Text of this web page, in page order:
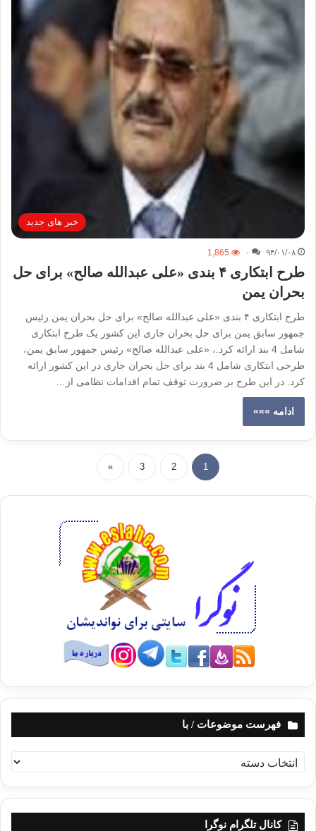
خبر های جدید
۹۴/۰۱/۰۸ ۰ 1,865
طرح ابتکاری ۴ بندی «علی عبدالله صالح» برای حل
بحران یمن
طرح ابتکاری ۴ بندی «علی عبدالله صالح» برای حل بحران یمن رئیس
جمهور سابق یمن برای حل بحران جاری این کشور یک طرح ابتکاری
شامل 4 بند ارائه کرد.، «علی عبدالله صالح» رئیس جمهور سابق یمن،
طرحی ابتکاری شامل 4 بند برای حل بحران جاری در این کشور ارائه
کرد. در این طرح بر ضرورت توقف تمام اقدامات نظامی از…
ادامه »»»
1
2
3
»
فهرست موضوعات / با
ه
ر
کانال تلگرام نوگرا